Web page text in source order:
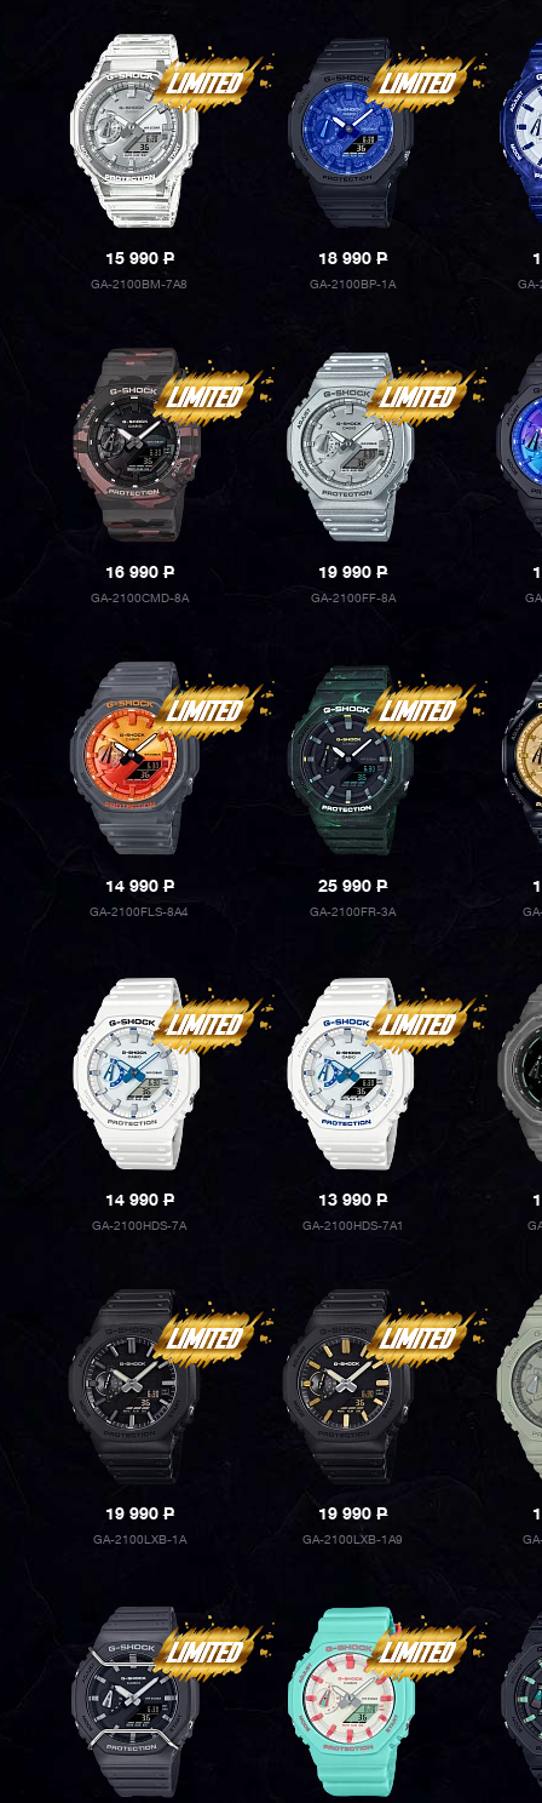
15 990P
GA-2100BM-7A8
18 990P
GA-2100BP-1A
16 990P
GA-2100CMD-8A
19 990P
GA-2100FF-8A
14 990P
GA-2100FLS-8A4
25 990P
GA-2100FR-3A
14 990P
GA-2100HDS-7A
13 990P
GA-2100HDS-7A1
19 990P
GA-2100LXB-1A
19 990P
GA-2100LXB-1A9